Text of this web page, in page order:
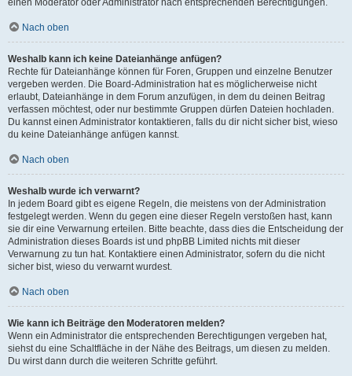
einen Moderator oder Administrator nach entsprechenden Berechtigungen.
Nach oben
Weshalb kann ich keine Dateianhänge anfügen?
Rechte für Dateianhänge können für Foren, Gruppen und einzelne Benutzer
vergeben werden. Die Board-Administration hat es möglicherweise nicht
erlaubt, Dateianhänge in dem Forum anzufügen, in dem du deinen Beitrag
verfassen möchtest, oder nur bestimmte Gruppen dürfen Dateien hochladen.
Du kannst einen Administrator kontaktieren, falls du dir nicht sicher bist, wieso
du keine Dateianhänge anfügen kannst.
Nach oben
Weshalb wurde ich verwarnt?
In jedem Board gibt es eigene Regeln, die meistens von der Administration
festgelegt werden. Wenn du gegen eine dieser Regeln verstoßen hast, kann
sie dir eine Verwarnung erteilen. Bitte beachte, dass dies die Entscheidung der
Administration dieses Boards ist und phpBB Limited nichts mit dieser
Verwarnung zu tun hat. Kontaktiere einen Administrator, sofern du die nicht
sicher bist, wieso du verwarnt wurdest.
Nach oben
Wie kann ich Beiträge den Moderatoren melden?
Wenn ein Administrator die entsprechenden Berechtigungen vergeben hat,
siehst du eine Schaltfläche in der Nähe des Beitrags, um diesen zu melden.
Du wirst dann durch die weiteren Schritte geführt.